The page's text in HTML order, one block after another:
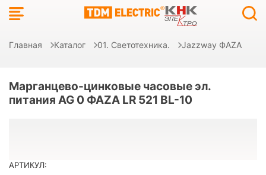
Главная Каталог 01. Светотехника. Jazzway ФAZA
Марганцево-цинковые часовые эл.
питания AG 0 ФАZА LR 521 BL-10
АРТИКУЛ: